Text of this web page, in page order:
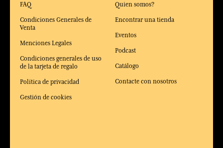
FAQ
Condiciones Generales de
Venta
Menciones Legales
Condiciones generales de uso
de la tarjeta de regalo
Política de privacidad
Gestión de cookies
Quien somos?
Encontrar una tienda
Eventos
Podcast
Catálogo
Contacte con nosotros